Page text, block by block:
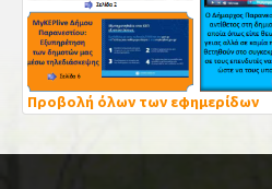
Προβολή όλων των εφημερίδων